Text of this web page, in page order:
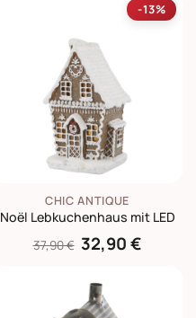
-13%
CHIC ANTIQUE
Noël Lebkuchenhaus mit LED
37,90 € 32,90 €